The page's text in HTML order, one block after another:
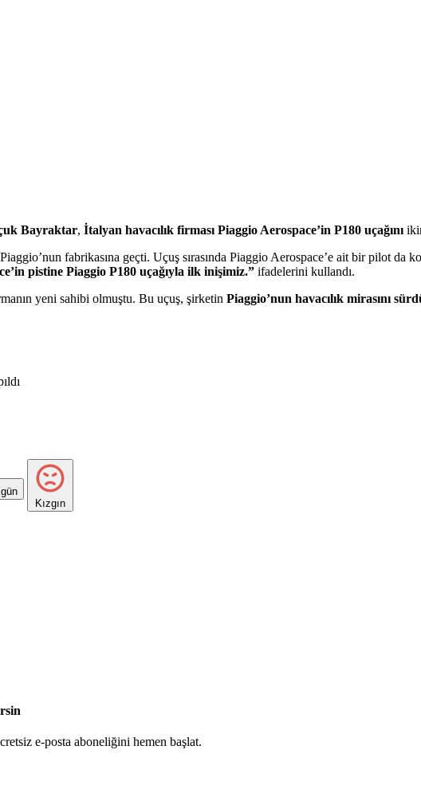
Bayraktar, İtalyan havacılık firması Piaggio Aerospace’in P180 uçağını
fabrikasına geçti. Uçuş sırasında Piaggio Aerospace’e ait bir pilot da
pistine Piaggio P180 uçağıyla ilk inişimiz.” ifadelerini kullandı.
yeni sahibi olmuştu. Bu uçuş, şirketin Piaggio’nun havacılık mirasını
Kızgın
e-posta aboneliğini hemen başlat.